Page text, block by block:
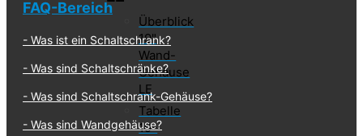
Überblick
19"
Wand-
Gehäuse
LE
Tabelle
19-
FAQ-Bereich
Was ist ein Schalt​schrank?
Was sind Schaltschränke?
Was sind Schaltschrank-Gehäuse?
Was sind Wandgehäuse?